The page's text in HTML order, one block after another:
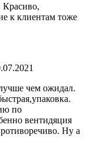
Красиво,
к клиентам тоже
чем ожидал.
по
вентидяция
Ну а